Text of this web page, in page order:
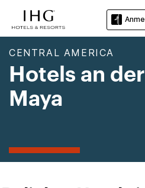
CENTRAL AMERICA
Hotels an
Maya